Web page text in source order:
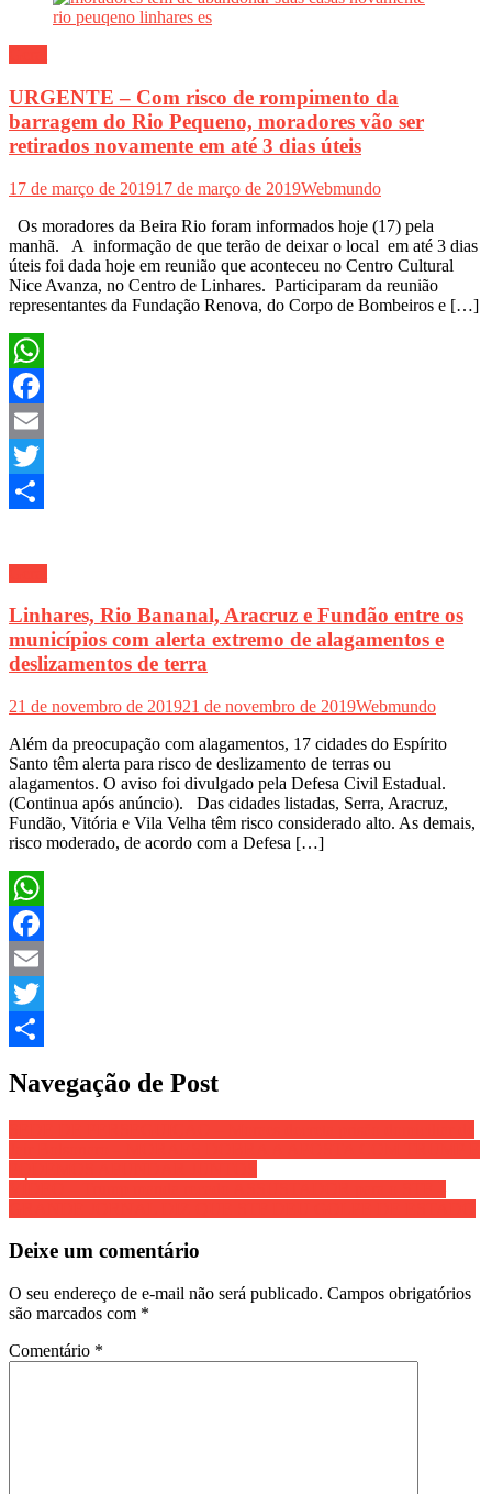
URGENTE – Com risco de rompimento da
barragem do Rio Pequeno, moradores vão ser
retirados novamente em até 3 dias úteis
17 de março de 201917 de março de 2019Webmundo
Os moradores da Beira Rio foram informados hoje (17) pela
manhã. A informação de que terão de deixar o local em até 3 dias
úteis foi dada hoje em reunião que aconteceu no Centro Cultural
Nice Avanza, no Centro de Linhares. Participaram da reunião
representantes da Fundação Renova, do Corpo de Bombeiros e […]
WhatsApp
Facebook
Email
Twitter
Linhares, Rio Bananal, Aracruz e Fundão entre os
municípios com alerta extremo de alagamentos e
deslizamentos de terra
21 de novembro de 201921 de novembro de 2019Webmundo
Além da preocupação com alagamentos, 17 cidades do Espírito
Santo têm alerta para risco de deslizamento de terras ou
alagamentos. O aviso foi divulgado pela Defesa Civil Estadual.
(Continua após anúncio). Das cidades listadas, Serra, Aracruz,
Fundão, Vitória e Vila Velha têm risco considerado alto. As demais,
risco moderado, de acordo com a Defesa […]
WhatsApp
Facebook
Email
Twitter
Navegação de Post
Deixe um comentário
O seu endereço de e-mail não será publicado. Campos obrigatórios
são marcados com *
Comentário *